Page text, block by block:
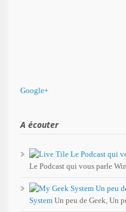
Google+
A écouter
Le Podcast qui vous parle
System Un peu de Geek, Un